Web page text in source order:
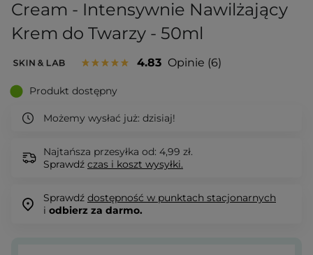
Cream - Intensywnie Nawilżający
Krem do Twarzy - 50ml
4.83 Opinie 6
Produkt dostępny
Możemy wysłać już: dzisiaj!
Najtańsza przesyłka od: 4,99 zł.
Sprawdź czas i koszt wysyłki.
Sprawdź dostępność w punktach stacjonarnych
i odbierz za darmo.